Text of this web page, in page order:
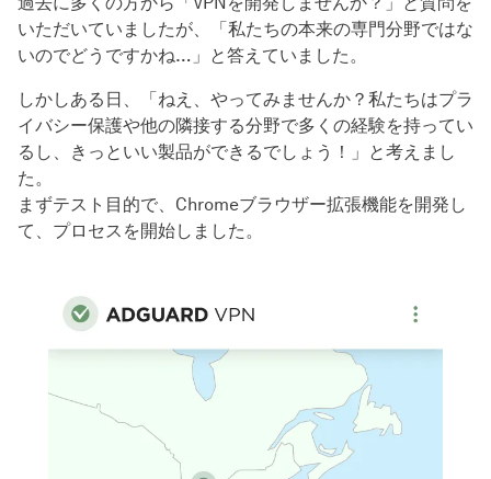
いただいていましたが、「私たちの本来の専門分野ではな
いのでどうですかね…」と答えていました。
しかしある日、「ねえ、やってみませんか？私たちはプラ
イバシー保護や他の隣接する分野で多くの経験を持ってい
るし、きっといい製品ができるでしょう！」と考えまし
た。
まずテスト目的で、Chromeブラウザー拡張機能を開発し
て、プロセスを開始しました。